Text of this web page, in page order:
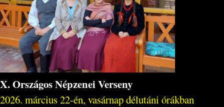
X. Országos Népzenei Verseny
2026. március 22-én, vasárnap délutáni órákban